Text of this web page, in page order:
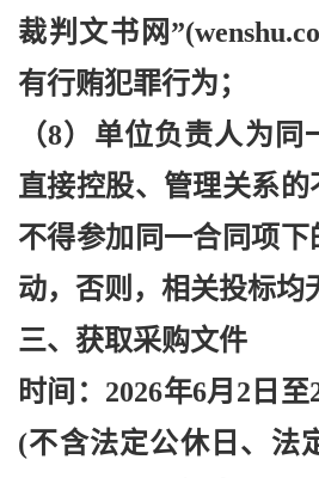
裁判文书网
有行贿犯罪行为；
（8）单位负责人为同
直接控股、管理关系的
不得参加同一合同项下
动，否则，相关投标均
三、获取采购文件
时间： 2026年6月2日至
(不含法定公休日、法